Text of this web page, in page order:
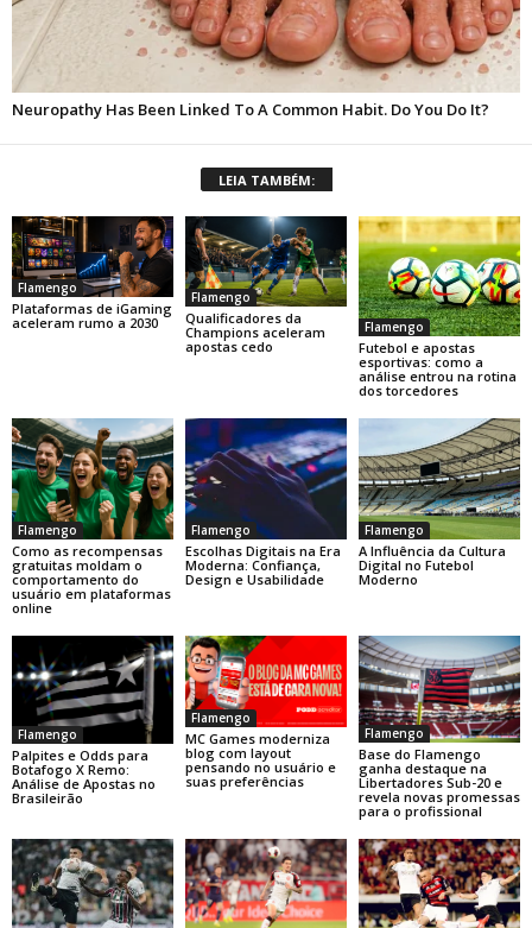
LEIA TAMBÉM:
Flamengo
Plataformas de iGaming
aceleram rumo a 2030
Flamengo
Qualificadores da
Champions aceleram
apostas cedo
Flamengo
Futebol e apostas
esportivas: como a
análise entrou na rotina
dos torcedores
Flamengo
Como as recompensas
gratuitas moldam o
comportamento do
usuário em plataformas
online
Flamengo
Escolhas Digitais na Era
Moderna: Confiança,
Design e Usabilidade
Flamengo
A Influência da Cultura
Digital no Futebol
Moderno
Flamengo
Palpites e Odds para
Botafogo X Remo:
Análise de Apostas no
Brasileirão
Flamengo
MC Games moderniza
blog com layout
pensando no usuário e
suas preferências
Flamengo
Base do Flamengo
ganha destaque na
Libertadores Sub-20 e
revela novas promessas
para o profissional